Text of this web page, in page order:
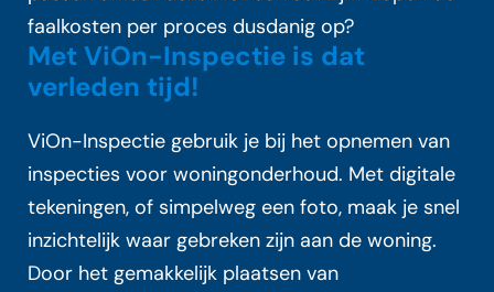
faalkosten per proces dusdanig op?
Met ViOn-Inspectie is dat
verleden tijd!
ViOn-Inspectie gebruik je bij het opnemen van
inspecties voor woningonderhoud. Met digitale
tekeningen, of simpelweg een foto, maak je snel
inzichtelijk waar gebreken zijn aan de woning.
Door het gemakkelijk plaatsen van